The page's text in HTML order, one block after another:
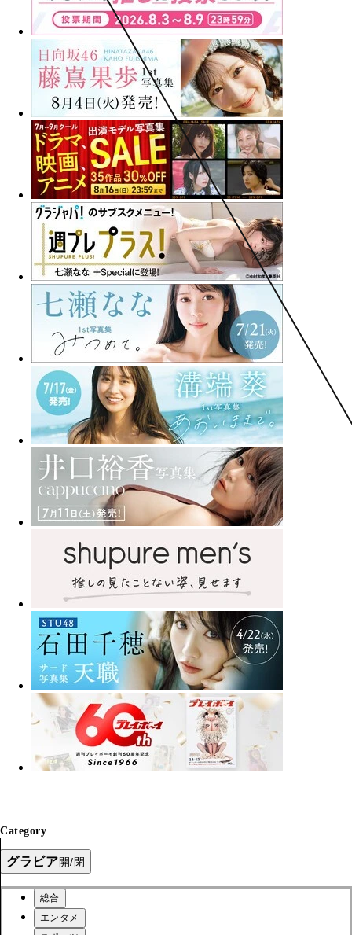
Category
グラビア開/閉
総合
エンタメ